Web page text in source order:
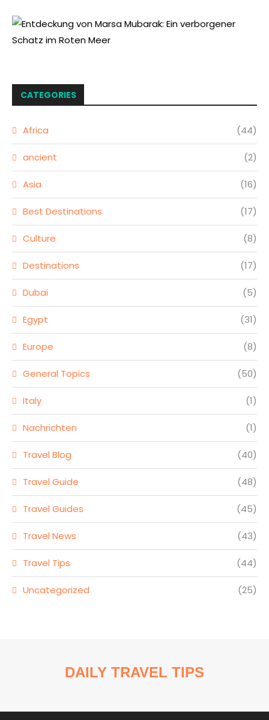
CATEGORIES
Africa (44)
ancient (2)
Asia (16)
Best Destinations (17)
Culture (8)
Destinations (17)
Dubai (5)
Egypt (31)
Europe (8)
General Topics (50)
Italy (1)
Nachrichten (1)
Travel Blog (40)
Travel Guide (48)
Travel Guides (45)
Travel News (43)
Travel Tips (44)
Uncategorized (25)
DAILY TRAVEL TIPS